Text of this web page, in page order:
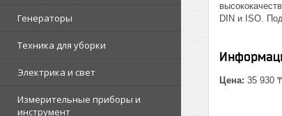
Генераторы
Техника для уборки
Электрика и свет
Измерительные приборы и
инструмент
DIN и ISO.
Цена: 35 930 ₸